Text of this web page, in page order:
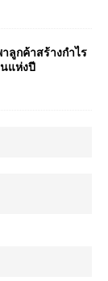
ลูกค้าสร้างกำไร
แห่งปี